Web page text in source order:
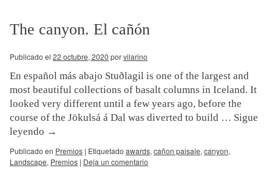
The canyon. El cañón
Publicado el 22 octubre, 2020 porvilarino
En español más abajo Stuðlagil is one of the largest and
most beautiful collections of basalt columns in Iceland. It
looked very different until a few years ago, before the
course of the Jökulsá á Dal was diverted to build … Sigue
leyendo →
Publicado en Premios | Etiquetado awards, cañon paisaje, canyon,
Landscape, Premios | Deja un comentario